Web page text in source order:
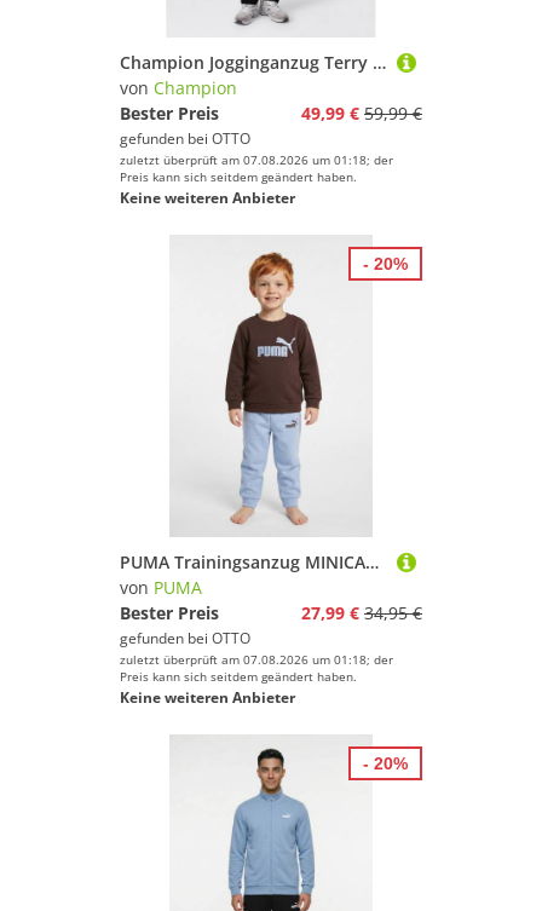
Champion Jogginganzug Terry Full Zip Sweatshirt (2-tlg), zweiteiliges Set, aus Baumwolle und Polyester, bequeme Passform
von Champion
Bester Preis
49,99 € 59,99 €
gefunden bei OTTO
zuletzt überprüft am 07.08.2026 um 01:18; der
Preis kann sich seitdem geändert haben.
Keine weiteren Anbieter
PUMA Trainingsanzug MINICATS ESS CREW SET FL INTEREST INF (2-tlg), zweiteiliges Set, Langarm-Oberteil, mit Logodruck, bedruckte Optik
von PUMA
Bester Preis
27,99 € 34,95 €
gefunden bei OTTO
zuletzt überprüft am 07.08.2026 um 01:18; der
Preis kann sich seitdem geändert haben.
Keine weiteren Anbieter
- 20%
- 20%